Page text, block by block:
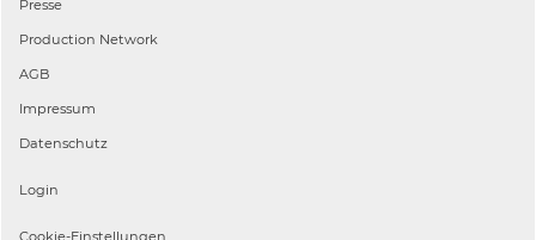
Presse
Production Network
AGB
Impressum
Datenschutz
Login
Cookie-Einstellungen